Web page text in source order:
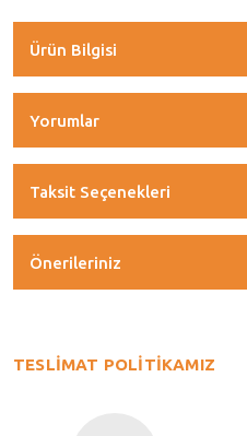
Ürün Bilgisi
Yorumlar
Taksit Seçenekleri
Önerileriniz
TESLİMAT POLİTİKAMIZ